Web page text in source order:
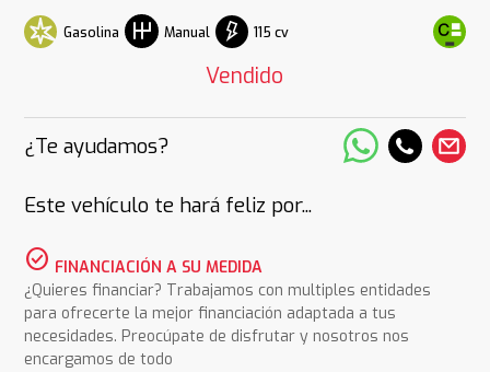
Gasolina Manual 115 cv
Vendido
¿Te ayudamos?
Este vehículo te hará feliz por...
check_circle FINANCIACIÓN A SU MEDIDA
¿Quieres financiar? Trabajamos con multiples entidades
para ofrecerte la mejor financiación adaptada a tus
necesidades. Preocúpate de disfrutar y nosotros nos
encargamos de todo